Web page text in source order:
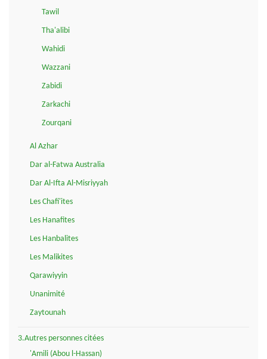
Tawil
Tha'alibi
Wahidi
Wazzani
Zabidi
Zarkachi
Zourqani
Al Azhar
Dar al-Fatwa Australia
Dar Al-Ifta Al-Misriyyah
Les Chafi'ites
Les Hanafites
Les Hanbalites
Les Malikites
Qarawiyyin
Unanimité
Zaytounah
3.Autres personnes citées
'Amili (Abou l-Hassan)